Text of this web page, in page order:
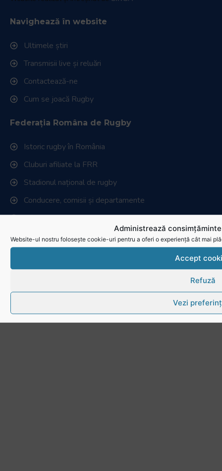
Administrează
Website-ul nostru folosește cookie-uri pentru a oferi o experiență cât mai
Accept
Refuză
Vezi
Navighează în website
Ultimele știri
Transmisii live și reluări
Contactează-ne
Cum se joacă Rugby
Federația Româna de Rugby
Istoric rugby în România
Cluburi afiliate la FRR
Stadionul național de rugby
Conducere, comisii și departamente
Info - Anunțuri
Link-uri utile